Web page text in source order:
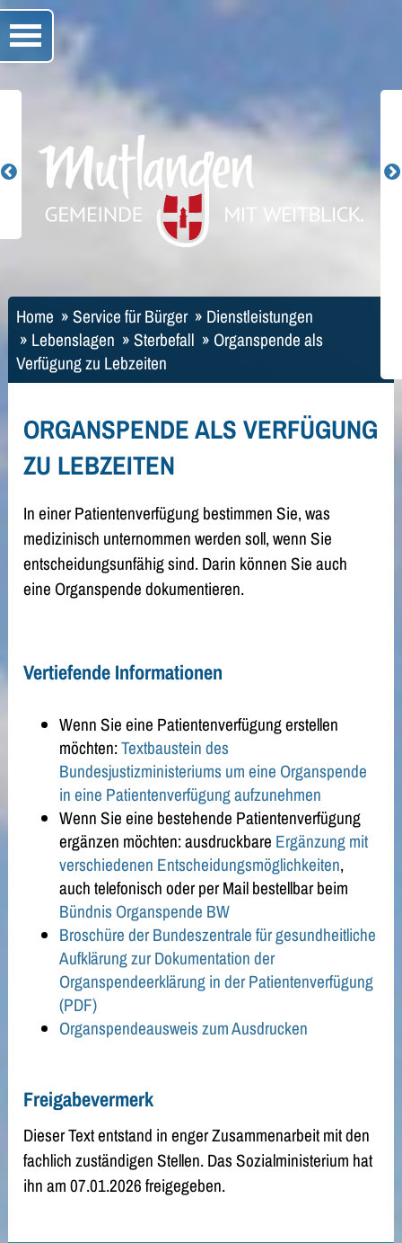
Home »Service für Bürger» Dienstleistungen
» Lebenslagen »Sterbefall » Organspende als
Verfügung zu Lebzeiten
ORGANSPENDE ALS VERFÜGUNG
ZU LEBZEITEN
In einer Patientenverfügung bestimmen Sie, was
medizinisch unternommen werden soll, wenn Sie
entscheidungsunfähig sind. Darin können Sie auch
eine Organspende dokumentieren.
Vertiefende Informationen
Wenn Sie eine Patientenverfügung erstellen
möchten:Textbaustein des
Bundesjustizministeriums um eine Organspende
in eine Patientenverfügung aufzunehmen
Wenn Sie eine bestehende Patientenverfügung
ergänzen möchten: ausdruckbare Ergänzung mit
verschiedenen Entscheidungsmöglichkeiten,
auch telefonisch oder per Mail bestellbar beim
Bündnis Organspende BW
Broschüre der Bundeszentrale für gesundheitliche
Aufklärung zur Dokumentation der
Organspendeerklärung in der Patientenverfügung
(PDF)
Organspendeausweis zum Ausdrucken
Freigabevermerk
Dieser Text entstand in enger Zusammenarbeit mit den
fachlich zuständigen Stellen. Das Sozialministerium hat
ihn am 07.01.2026 freigegeben.